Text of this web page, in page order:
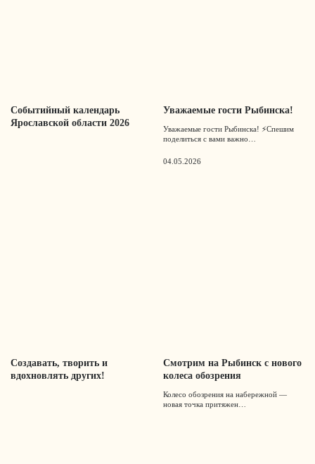
Событийный календарь
Ярославской области 2026
Уважаемые гости Рыбинска!
Уважаемые гости Рыбинска! ⚡️Спешим
поделиться с вами важно…
04.05.2026
Создавать, творить и
вдохновлять других!
Смотрим на Рыбинск с нового
колеса обозрения
Колесо обозрения на набережной —
новая точка притяжен…